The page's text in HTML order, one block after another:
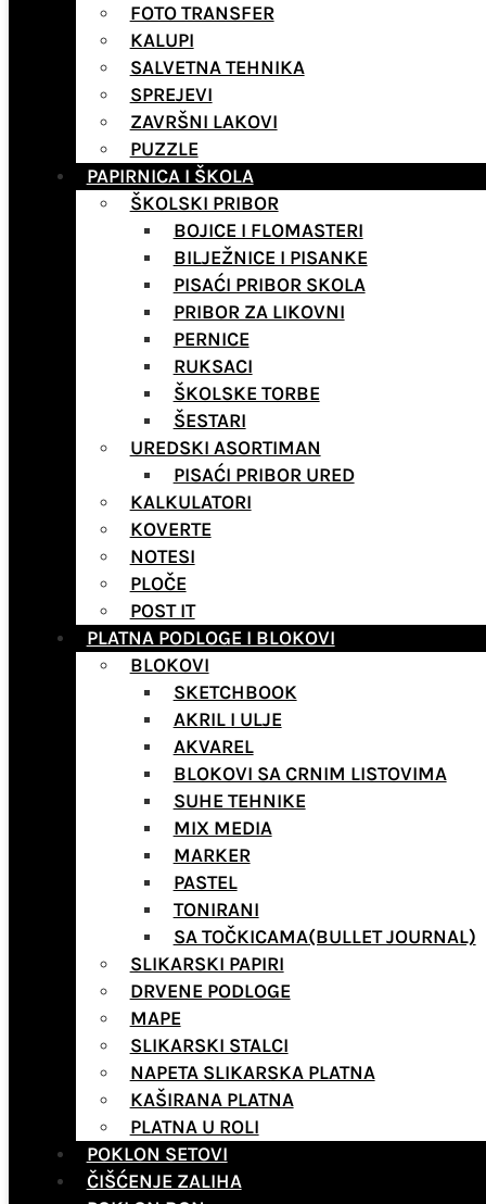
FOTO TRANSFER
KALUPI
SALVETNA TEHNIKA
SPREJEVI
ZAVRŠNI LAKOVI
PUZZLE
PAPIRNICA I ŠKOLA
ŠKOLSKI PRIBOR
BOJICE I FLOMASTERI
BILJEŽNICE I PISANKE
PISAĆI PRIBOR SKOLA
PRIBOR ZA LIKOVNI
PERNICE
RUKSACI
ŠKOLSKE TORBE
ŠESTARI
UREDSKI ASORTIMAN
PISAĆI PRIBOR URED
KALKULATORI
KOVERTE
NOTESI
PLOČE
POST IT
PLATNA PODLOGE I BLOKOVI
BLOKOVI
SKETCHBOOK
AKRIL I ULJE
AKVAREL
BLOKOVI SA CRNIM LISTOVIMA
SUHE TEHNIKE
MIX MEDIA
MARKER
PASTEL
TONIRANI
SA TOČKICAMA(BULLET JOURNAL)
SLIKARSKI PAPIRI
DRVENE PODLOGE
MAPE
SLIKARSKI STALCI
NAPETA SLIKARSKA PLATNA
KAŠIRANA PLATNA
PLATNA U ROLI
POKLON SETOVI
ČIŠĆENJE ZALIHA